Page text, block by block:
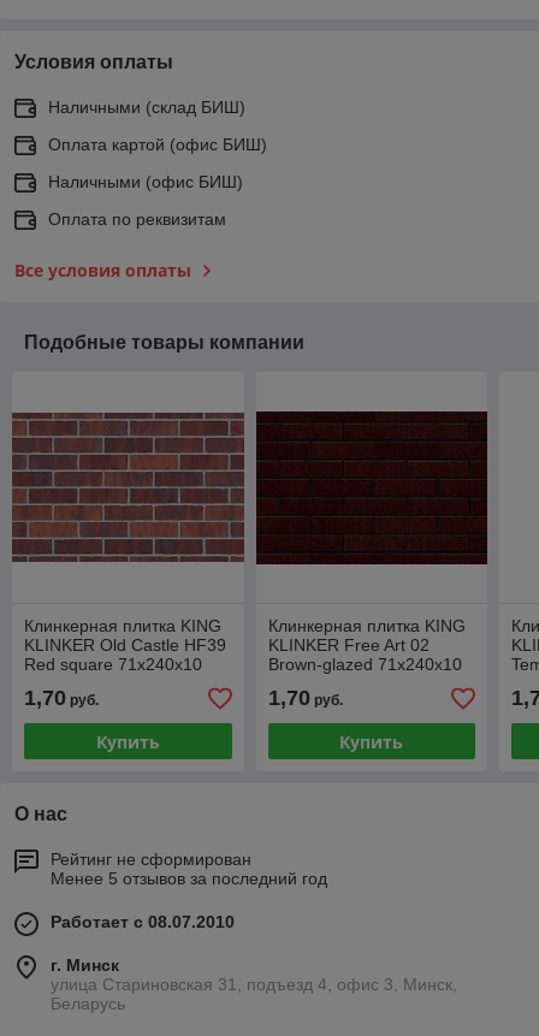
Условия оплаты
Наличными (склад БИШ)
Оплата картой (офис БИШ)
Наличными (офис БИШ)
Оплата по реквизитам
Все условия оплаты
Подобные товары компании
Клинкерная плитка KING
KLINKER Old Castle HF39
Red square 71x240x10
1,70 руб.
Купить
Клинкерная плитка KING
KLINKER Free Art 02
Brown-glazed 71x240x10
1,70руб.
Купить
О нас
Рейтинг не сформирован
Менее 5 отзывов за последний год
Работает с 08.07.2010
г. Минск
улица Стариновская 31, подъезд 4, офис 3, Минск,
Беларусь